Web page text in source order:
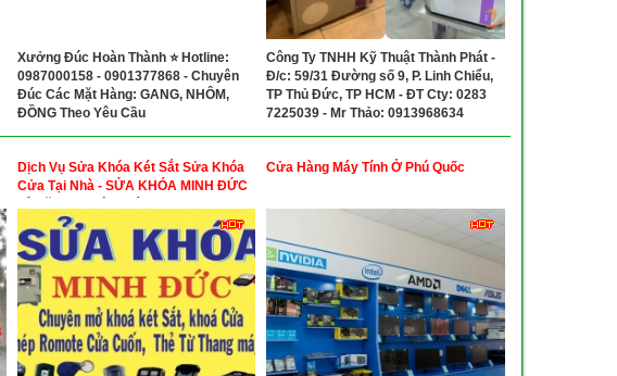
Xưởng Đúc Hoàn Thành ⭐ Hotline:
0987000158 - 0901377868 - Chuyên
Đúc Các Mặt Hàng: GANG, NHÔM,
ĐỒNG Theo Yêu Cầu
Công Ty TNHH Kỹ Thuật Thành Phát -
Đ/c: 59/31 Đường số 9, P. Linh Chiểu,
TP Thủ Đức, TP HCM - ĐT Cty: 0283
7225039 - Mr Thảo: 0913968634
Dịch Vụ Sửa Khóa Két Sắt Sửa Khóa
Cửa Tại Nhà - SỬA KHÓA MINH ĐỨC
Cửa Hàng Máy Tính Ở Phú Quốc